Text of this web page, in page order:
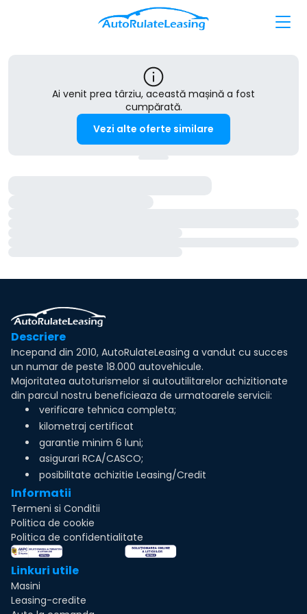
Ai venit prea târziu, această mașină a fost
cumpărată.
Vezi alte oferte similare
Descriere
Incepand din 2010, AutoRulateLeasing a vandut cu succes
un numar de peste 18.000 autovehicule.
Majoritatea autoturismelor si autoutilitarelor achizitionate
din parcul nostru beneficieaza de urmatoarele servicii:
verificare tehnica completa;
kilometraj certificat
garantie minim 6 luni;
asigurari RCA/CASCO;
posibilitate achizitie Leasing/Credit
Informatii
Termeni si Conditii
Politica de cookie
Politica de confidentialitate
Linkuri utile
Masini
Leasing-credite